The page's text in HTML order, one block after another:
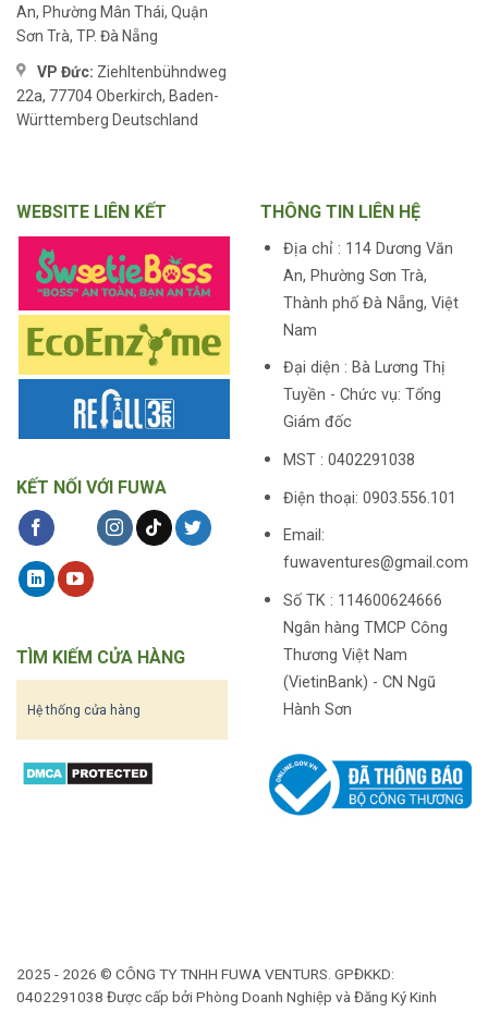
An, Phường Mân Thái, Quận
Sơn Trà, TP. Đà Nẵng
VP Đức: Ziehltenbühndweg
22a, 77704 Oberkirch, Baden-
Württemberg Deutschland
WEBSITE LIÊN KẾT
KẾT NỐI VỚI FUWA
TÌM KIẾM CỬA HÀNG
Hệ thống cửa hàng
THÔNG TIN LIÊN HỆ
Địa chỉ : 114 Dương Văn
An, Phường Sơn Trà,
Thành phố Đà Nẵng, Việt
Nam
Đại diện : Bà Lương Thị
Tuyền - Chức vụ: Tổng
Giám đốc
MST : 0402291038
Điện thoại: 0903.556.101
Email:
fuwaventures@gmail.com
Số TK : 114600624666
Ngân hàng TMCP Công
Thương Việt Nam
(VietinBank) - CN Ngũ
Hành Sơn
2025 - 2026 © CÔNG TY TNHH FUWA VENTURS. GPĐKKD:
0402291038 Được cấp bởi Phòng Doanh Nghiệp và Đăng Ký Kinh